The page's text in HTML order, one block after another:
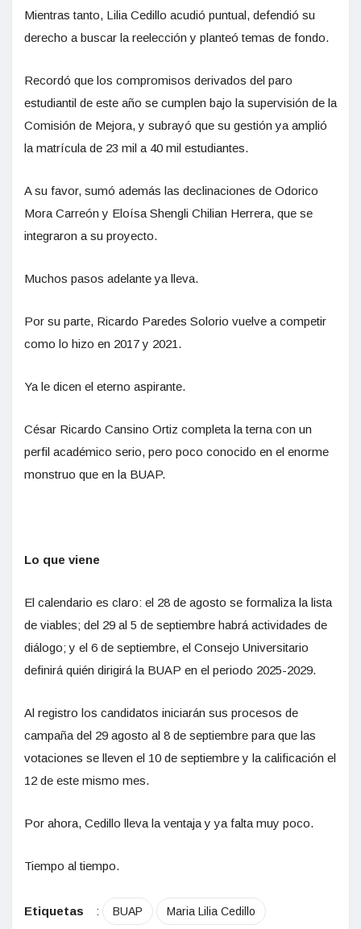
Mientras tanto, Lilia Cedillo acudió puntual, defendió su
derecho a buscar la reelección y planteó temas de fondo.
Recordó que los compromisos derivados del paro
estudiantil de este año se cumplen bajo la supervisión de la
Comisión de Mejora, y subrayó que su gestión ya amplió
la matrícula de 23 mil a 40 mil estudiantes.
A su favor, sumó además las declinaciones de Odorico
Mora Carreón y Eloísa Shengli Chilian Herrera, que se
integraron a su proyecto.
Muchos pasos adelante ya lleva.
Por su parte, Ricardo Paredes Solorio vuelve a competir
como lo hizo en 2017 y 2021.
Ya le dicen el eterno aspirante.
César Ricardo Cansino Ortiz completa la terna con un
perfil académico serio, pero poco conocido en el enorme
monstruo que en la BUAP.
Lo que viene
El calendario es claro: el 28 de agosto se formaliza la lista
de viables; del 29 al 5 de septiembre habrá actividades de
diálogo; y el 6 de septiembre, el Consejo Universitario
definirá quién dirigirá la BUAP en el periodo 2025-2029.
Al registro los candidatos iniciarán sus procesos de
campaña del 29 agosto al 8 de septiembre para que las
votaciones se lleven el 10 de septiembre y la calificación el
12 de este mismo mes.
Por ahora, Cedillo lleva la ventaja y ya falta muy poco.
Tiempo al tiempo.
Etiquetas : BUAP Maria Lilia Cedillo